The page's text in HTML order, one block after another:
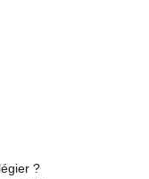
?